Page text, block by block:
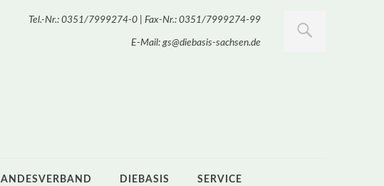
Tel.-Nr.: 0351/7999274-0 | Fax-Nr.: 0351/7999274-99
E-Mail: gs@diebasis-sachsen.de
DIEBASIS SERVICE